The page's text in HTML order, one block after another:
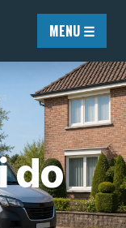
MENU ☰
do